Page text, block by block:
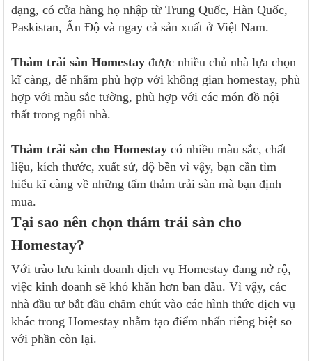
dạng, có cửa hàng họ nhập từ Trung Quốc, Hàn Quốc,
Paskistan, Ấn Độ và ngay cả sản xuất ở Việt Nam.
Thảm trải sàn Homestay được nhiều chủ nhà lựa chọn
kĩ càng, để nhằm phù hợp với không gian homestay, phù
hợp với màu sắc tường, phù hợp với các món đồ nội
thất trong ngôi nhà.
Thảm trải sàn cho Homestay có nhiều màu sắc, chất
liệu, kích thước, xuất sứ, độ bền vì vậy, bạn cần tìm
hiểu kĩ càng về những tấm thảm trải sàn mà bạn định
mua.
Tại sao nên chọn thảm trải sàn cho
Homestay?
Với trào lưu kinh doanh dịch vụ Homestay đang nở rộ,
việc kinh doanh sẽ khó khăn hơn ban đầu. Vì vậy, các
nhà đầu tư bắt đầu chăm chút vào các hình thức dịch vụ
khác trong Homestay nhằm tạo điểm nhấn riêng biệt so
với phần còn lại.